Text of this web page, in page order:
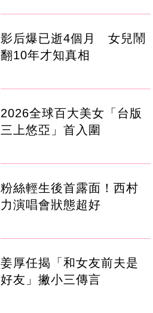
影后爆已逝4個月 女兒鬧
翻10年才知真相
2026全球百大美女「台版
三上悠亞」首入圍
粉絲輕生後首露面！西村
力演唱會狀態超好
姜厚任揭「和女友前夫是
好友」撇小三傳言